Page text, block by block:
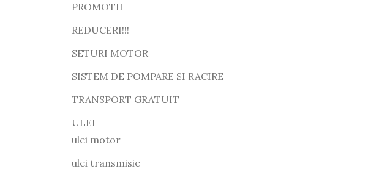
PROMOTII
REDUCERI!!!
SETURI MOTOR
SISTEM DE POMPARE SI RACIRE
TRANSPORT GRATUIT
ULEI
ulei motor
ulei transmisie